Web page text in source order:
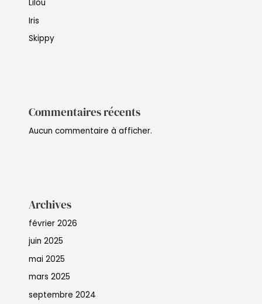
Lilou
Iris
Skippy
Commentaires récents
Aucun commentaire à afficher.
Archives
février 2026
juin 2025
mai 2025
mars 2025
septembre 2024